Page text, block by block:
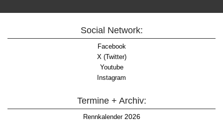
Social Network:
Facebook
X (Twitter)
Youtube
Instagram
Termine + Archiv:
Rennkalender2026